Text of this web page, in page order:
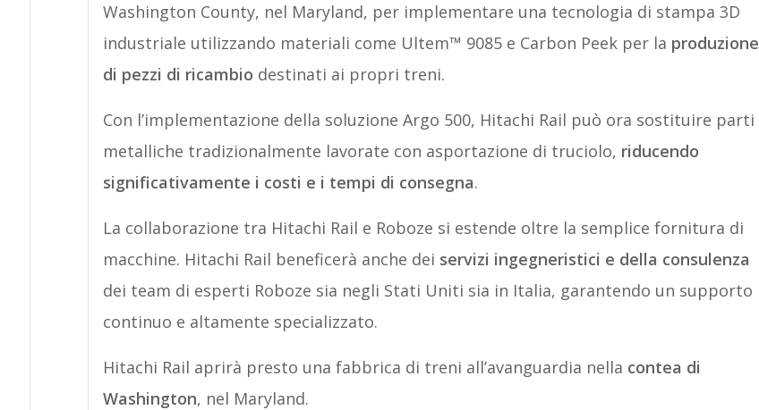
Washington County, nel Maryland, per implementare una tecnologia di stampa 3D
industriale utilizzando materiali come Ultem™ 9085 e Carbon Peek per la produzione
di pezzi di ricambio destinati ai propri treni.
Con l’implementazione della soluzione Argo 500, Hitachi Rail può ora sostituire parti
metalliche tradizionalmente lavorate con asportazione di truciolo, riducendo
significativamente i costi e i tempi di consegna.
La collaborazione tra Hitachi Rail e Roboze si estende oltre la semplice fornitura di
macchine. Hitachi Rail beneficerà anche dei servizi ingegneristici e della consulenza
dei team di esperti Roboze sia negli Stati Uniti sia in Italia, garantendo un supporto
continuo e altamente specializzato.
Hitachi Rail aprirà presto una fabbrica di treni all’avanguardia nella contea di
Washington, nel Maryland.